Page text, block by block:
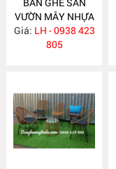
VƯỜN MÂY NHỰA
NH276
Giá: LH - 0938 423
805